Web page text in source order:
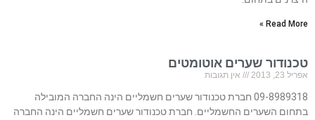
Read More »
טכנודור שערים אוטומטים
אפריל 23, 2013 אין תגובות
09-8989318 חברת טכנודור שערים חשמליים הינה החברה המובילה
בתחום השערים החשמליים. חברת טכנודור שערים חשמליים הינה החברה